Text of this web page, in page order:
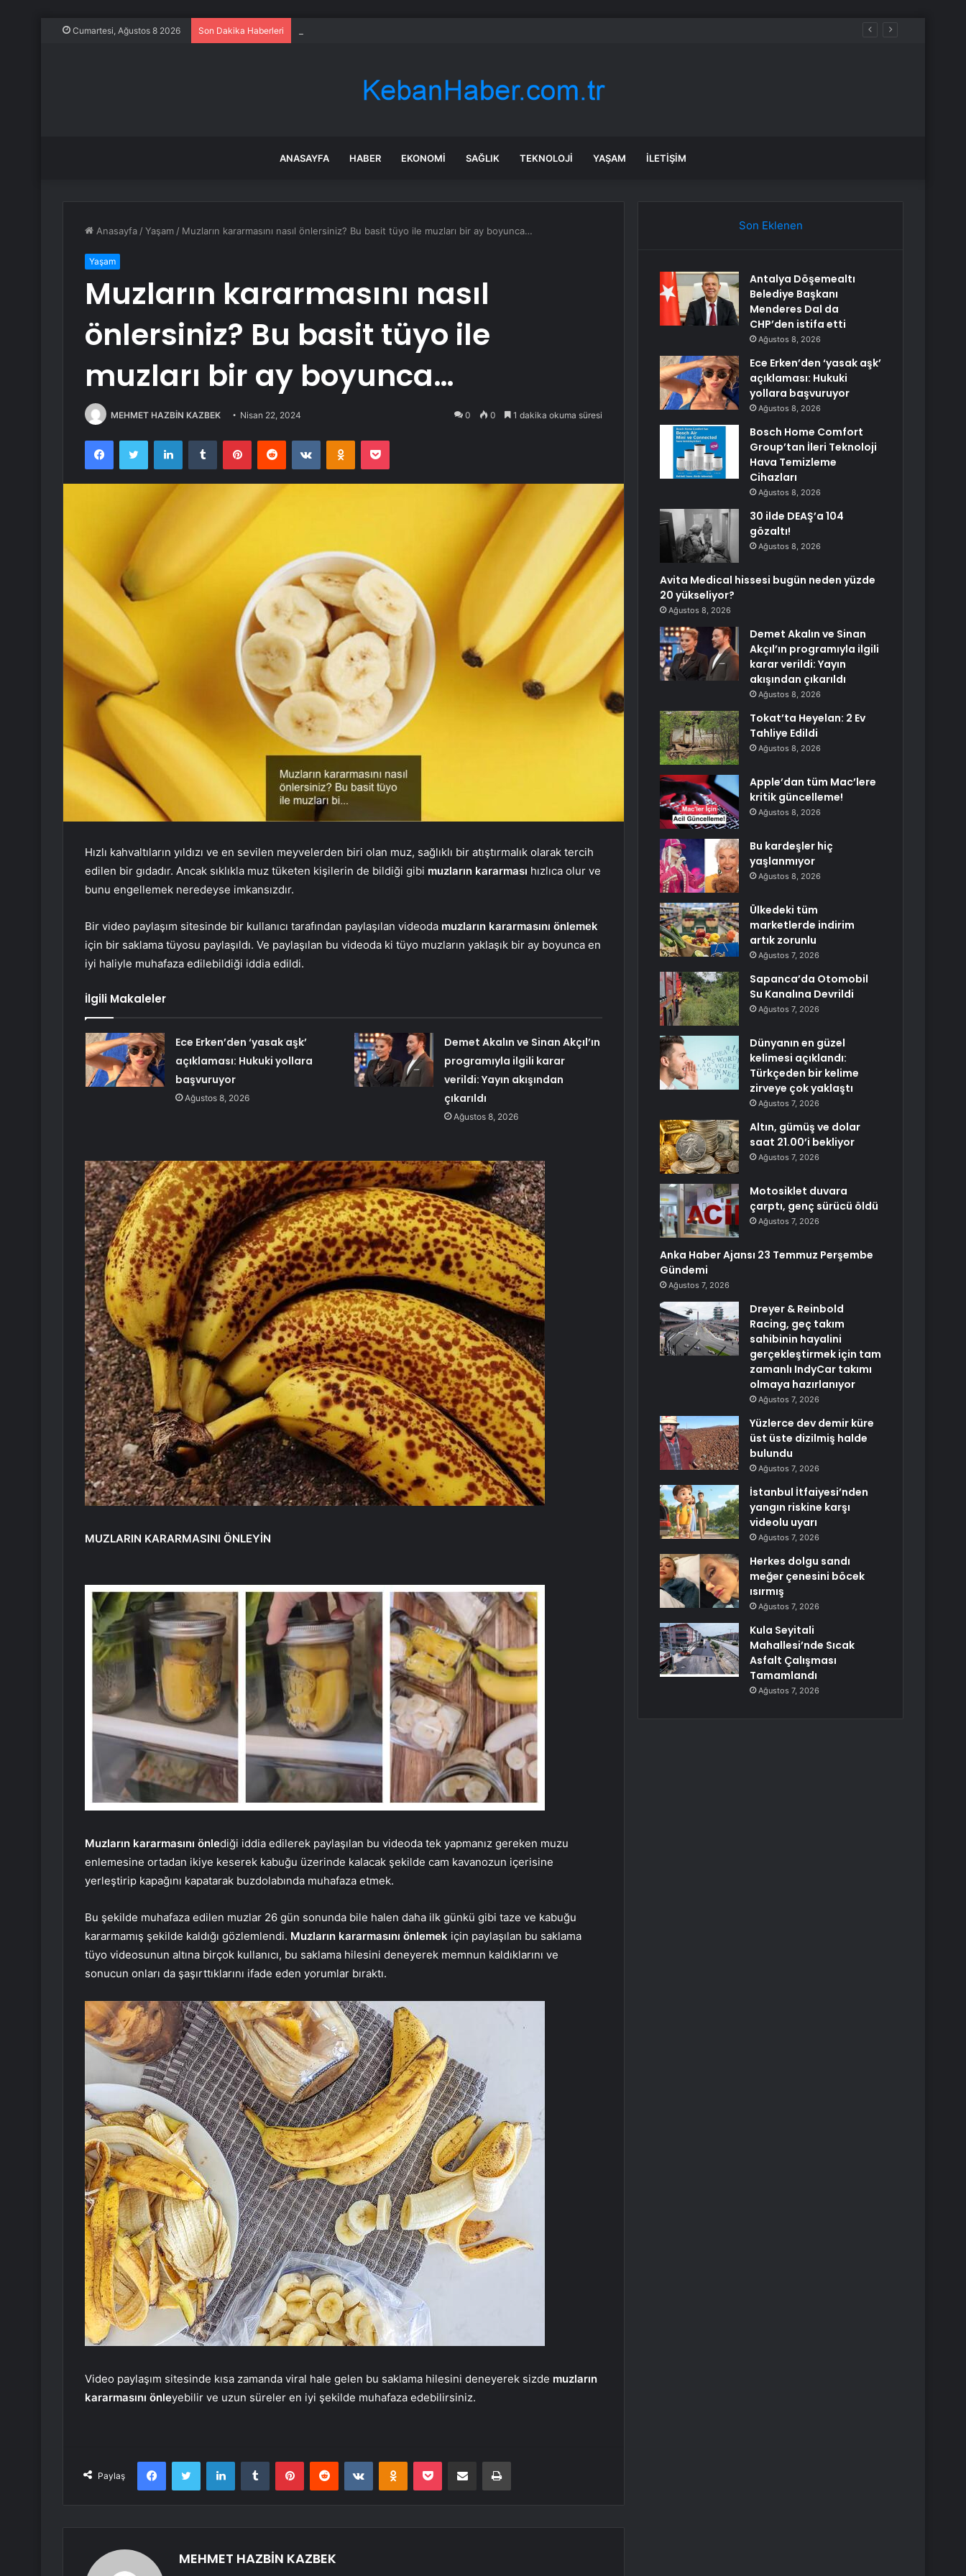
Cumartesi, Ağustos 8 2026 Son Dakika Haberleri
ANASAYFA HABER EKONOMI SAĞLIK TEKNOLOJI YAŞAM İLETIŞIM
Anasayfa /Yaşam / Muzların kararmasını nasıl önlersiniz? Bu basit tüyo ile muzları bir ay boyunca…
Yaşam
Muzların kararmasını nasıl
önlersiniz? Bu basit tüyo ile
muzları bir ay boyunca…
MEHMET HAZBİN KAZBEK Nisan 22, 2024 0 0 1 dakika okuma süresi
FacebookTwitter LinkedInTumblr PinterestReddit VKontakteOdnoklassniki
Pocket
Hızlı kahvaltıların yıldızı ve en sevilen meyvelerden biri olan muz, sağlıklı bir atıştırmalık olarak tercih
edilen bir gıdadır. Ancak sıklıkla muz tüketen kişilerin de bildiği gibi muzların kararması hızlıca olur ve
bunu engellemek neredeyse imkansızdır.
Bir video paylaşım sitesinde bir kullanıcı tarafından paylaşılan videoda muzların kararmasını önlemek
için bir saklama tüyosu paylaşıldı. Ve paylaşılan bu videoda ki tüyo muzların yaklaşık bir ay boyunca en
iyi haliyle muhafaza edilebildiği iddia edildi.
İlgili Makaleler
Ece Erken’den ‘yasak aşk’
açıklaması: Hukuki yollara
başvuruyor
Ağustos 8, 2026
Demet Akalın ve Sinan Akçıl’ın
programıyla ilgili karar
verildi: Yayın akışından
çıkarıldı
Ağustos 8, 2026
MUZLARIN KARARMASINI ÖNLEYİN
Muzların kararmasını önlediği iddia edilerek paylaşılan bu videoda tek yapmanız gereken muzu
enlemesine ortadan ikiye keserek kabuğu üzerinde kalacak şekilde cam kavanozun içerisine
yerleştirip kapağını kapatarak buzdolabında muhafaza etmek.
Bu şekilde muhafaza edilen muzlar 26 gün sonunda bile halen daha ilk günkü gibi taze ve kabuğu
kararmamış şekilde kaldığı gözlemlendi. Muzların kararmasını önlemek için paylaşılan bu saklama
tüyo videosunun altına birçok kullanıcı, bu saklama hilesini deneyerek memnun kaldıklarını ve
sonucun onları da şaşırttıklarını ifade eden yorumlar bıraktı.
Video paylaşım sitesinde kısa zamanda viral hale gelen bu saklama hilesini deneyerek sizde muzların
kararmasını önleyebilir ve uzun süreler en iyi şekilde muhafaza edebilirsiniz.
Paylaş
FacebookTwitter LinkedInTumblr PinterestReddit VKontakteOdnoklassniki
Pocket E-Posta ile paylaş Yazdır
MEHMET HAZBİN KAZBEK
Son Eklenen
Antalya Döşemealtı
Belediye Başkanı
Menderes Dal da
CHP’den istifa etti
Ağustos 8, 2026
Ece Erken’den ‘yasak aşk’
açıklaması: Hukuki
yollara başvuruyor
Ağustos 8, 2026
Bosch Home Comfort
Group’tan İleri Teknoloji
Hava Temizleme
Cihazları
Ağustos 8, 2026
30 ilde DEAŞ’a 104
gözaltı!
Ağustos 8, 2026
Avita Medical hissesi bugün neden yüzde
20 yükseliyor?
Ağustos 8, 2026
Demet Akalın ve Sinan
Akçıl’ın programıyla ilgili
karar verildi: Yayın
akışından çıkarıldı
Ağustos 8, 2026
Tokat’ta Heyelan: 2 Ev
Tahliye Edildi
Ağustos 8, 2026
Apple’dan tüm Mac’lere
kritik güncelleme!
Ağustos 8, 2026
Bu kardeşler hiç
yaşlanmıyor
Ağustos 8, 2026
Ülkedeki tüm
marketlerde indirim
artık zorunlu
Ağustos 7, 2026
Sapanca’da Otomobil
Su Kanalına Devrildi
Ağustos 7, 2026
Dünyanın en güzel
kelimesi açıklandı:
Türkçeden bir kelime
zirveye çok yaklaştı
Ağustos 7, 2026
Altın, gümüş ve dolar
saat 21.00’i bekliyor
Ağustos 7, 2026
Motosiklet duvara
çarptı, genç sürücü öldü
Ağustos 7, 2026
Anka Haber Ajansı 23 Temmuz Perşembe
Gündemi
Ağustos 7, 2026
Dreyer & Reinbold
Racing, geç takım
sahibinin hayalini
gerçekleştirmek için tam
zamanlı IndyCar takımı
olmaya hazırlanıyor
Ağustos 7, 2026
Yüzlerce dev demir küre
üst üste dizilmiş halde
bulundu
Ağustos 7, 2026
İstanbul İtfaiyesi’nden
yangın riskine karşı
videolu uyarı
Ağustos 7, 2026
Herkes dolgu sandı
meğer çenesini böcek
ısırmış
Ağustos 7, 2026
Kula Seyitali
Mahallesi’nde Sıcak
Asfalt Çalışması
Tamamlandı
Ağustos 7, 2026